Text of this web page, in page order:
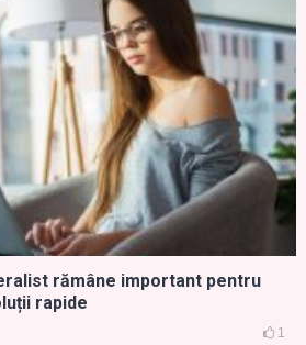
rămâne important pentru
rapide
1